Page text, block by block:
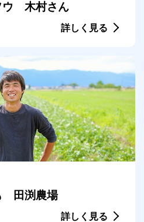
ウ 木村さん
詳しく見る
田渕農場
詳しく見る